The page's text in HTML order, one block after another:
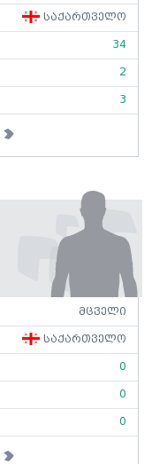
საქართველო
34
2
3
მცველი
საქართველო
0
0
0